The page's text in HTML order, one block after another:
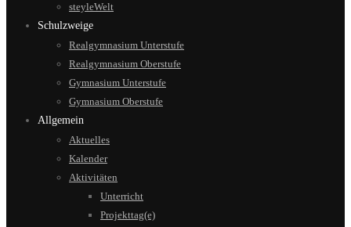
steyleWelt
Schulzweige
Realgymnasium Unterstufe
Realgymnasium Oberstufe
Gymnasium Unterstufe
Gymnasium Oberstufe
Allgemein
Aktuelles
Kalender
Aktivitäten
Unterricht
Projekttag(e)